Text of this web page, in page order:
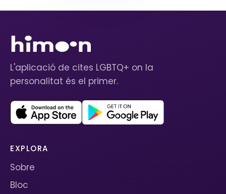
L'aplicació de cites LGBTQ+ on la
personalitat és el primer.
EXPLORA
Sobre
Bloc